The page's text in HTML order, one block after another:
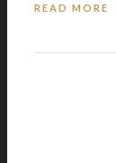
READ MORE